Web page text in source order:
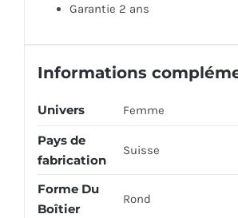
Garantie 2 ans
Informations
Univers Femme
Pays de
fabrication
Suisse
Forme Du
Boîtier
Rond